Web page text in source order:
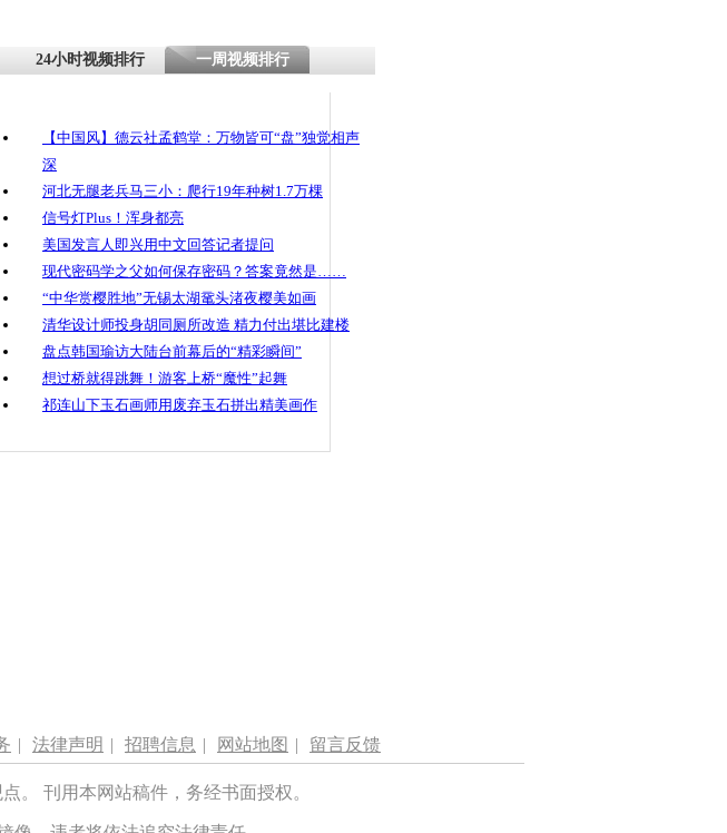
24小时视频排行 一周视频排行
【中国风】德云社孟鹤堂：万物皆可“盘”独觉相声
深
河北无腿老兵马三小：爬行19年种树1.7万棵
信号灯Plus！浑身都亮
美国发言人即兴用中文回答记者提问
现代密码学之父如何保存密码？答案竟然是……
“中华赏樱胜地”无锡太湖鼋头渚夜樱美如画
清华设计师投身胡同厕所改造 精力付出堪比建楼
盘点韩国瑜访大陆台前幕后的“精彩瞬间”
想过桥就得跳舞！游客上桥“魔性”起舞
祁连山下玉石画师用废弃玉石拼出精美画作
| 法律声明 | 招聘信息 | 网站地图 | 留言反馈
。 刊用本网站稿件，务经书面授权。